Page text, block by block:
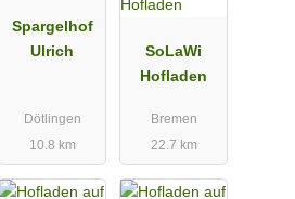
Spargelhof
Ulrich
Dötlingen
10.8 km
SoLaWi
Hofladen
Bremen
22.7 km